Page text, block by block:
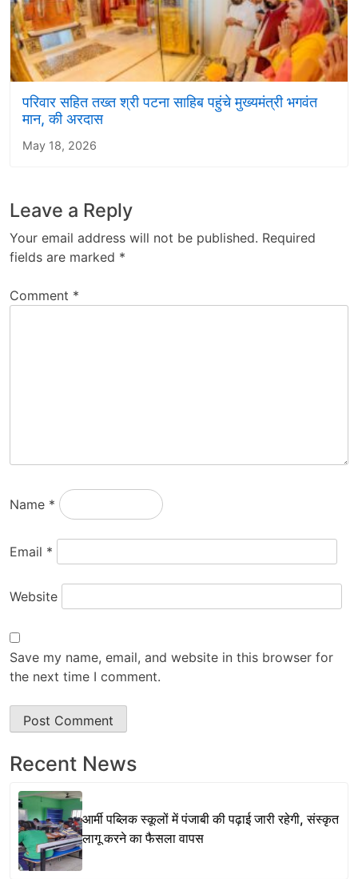
परिवार सहित तख्त श्री पटना साहिब पहुंचे मुख्यमंत्री भगवंत
मान, की अरदास
May 18, 2026
Leave a Reply
Your email address will not be published. Required
fields are marked *
Comment *
Name *
Email *
Website
Save my name, email, and website in this browser for
the next time I comment.
Recent News
आर्मी पब्लिक स्कूलों में पंजाबी की पढ़ाई जारी रहेगी, संस्कृत
लागू करने का फैसला वापस